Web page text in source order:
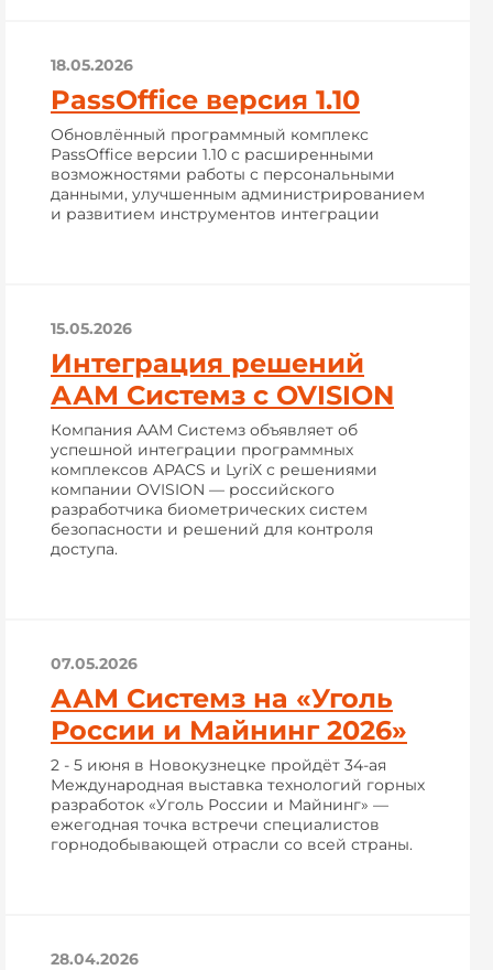
18.05.2026
PassOffice версия 1.10
Обновлённый программный комплекс
PassOffice версии 1.10 с расширенными
возможностями работы с персональными
данными, улучшенным администрированием
и развитием инструментов интеграции
15.05.2026
Интеграция решений
ААМ Системз с OVISION
Компания ААМ Системз объявляет об
успешной интеграции программных
комплексов APACS и LyriX с решениями
компании OVISION — российского
разработчика биометрических систем
безопасности и решений для контроля
доступа.
07.05.2026
ААМ Системз на «Уголь
России и Майнинг 2026»
2 - 5 июня в Новокузнецке пройдёт 34-ая
Международная выставка технологий горных
разработок «Уголь России и Майнинг» —
ежегодная точка встречи специалистов
горнодобывающей отрасли со всей страны.
28.04.2026